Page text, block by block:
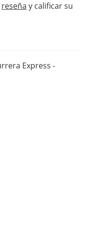
reseña y calificar su
Express -